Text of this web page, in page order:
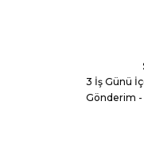
3 İş Günü
Gönderim -